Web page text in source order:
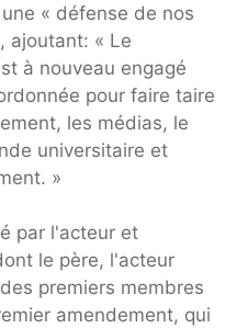
« défense de nos
ajoutant: « Le
à nouveau engagé
pour faire taire
les médias, le
universitaire et
»
par l'acteur et
le père, l'acteur
premiers membres
amendement, qui